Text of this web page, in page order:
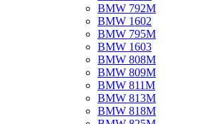
BMW 792M
BMW 1602
BMW 795M
BMW 1603
BMW 808M
BMW 809M
BMW 811M
BMW 813M
BMW 818M